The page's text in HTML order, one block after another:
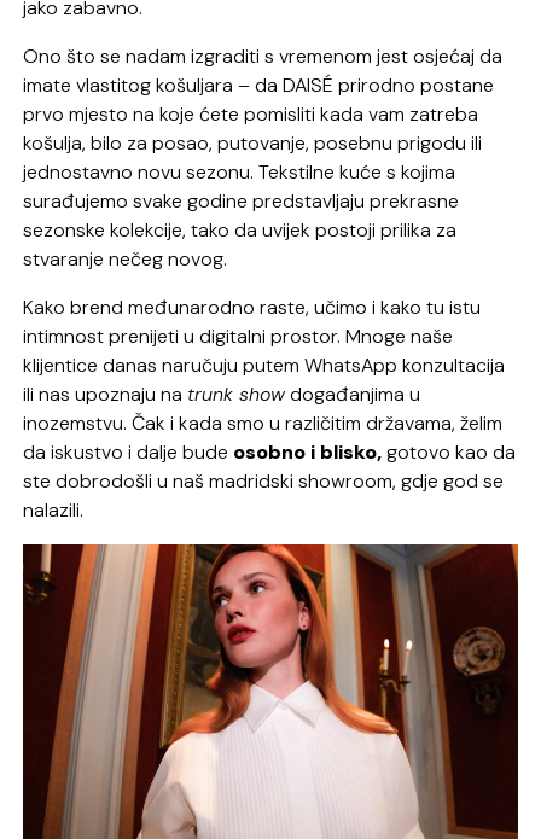
jako zabavno.
Ono što se nadam izgraditi s vremenom jest osjećaj da
imate vlastitog košuljara – da DAISÉ prirodno postane
prvo mjesto na koje ćete pomisliti kada vam zatreba
košulja, bilo za posao, putovanje, posebnu prigodu ili
jednostavno novu sezonu. Tekstilne kuće s kojima
surađujemo svake godine predstavljaju prekrasne
sezonske kolekcije, tako da uvijek postoji prilika za
stvaranje nečeg novog.
Kako brend međunarodno raste, učimo i kako tu istu
intimnost prenijeti u digitalni prostor. Mnoge naše
klijentice danas naručuju putem WhatsApp konzultacija
ili nas upoznaju na trunk showdogađanjima u
inozemstvu. Čak i kada smo u različitim državama, želim
da iskustvo i dalje bude osobno i blisko,gotovo kao da
ste dobrodošli u naš madridski showroom, gdje god se
nalazili.